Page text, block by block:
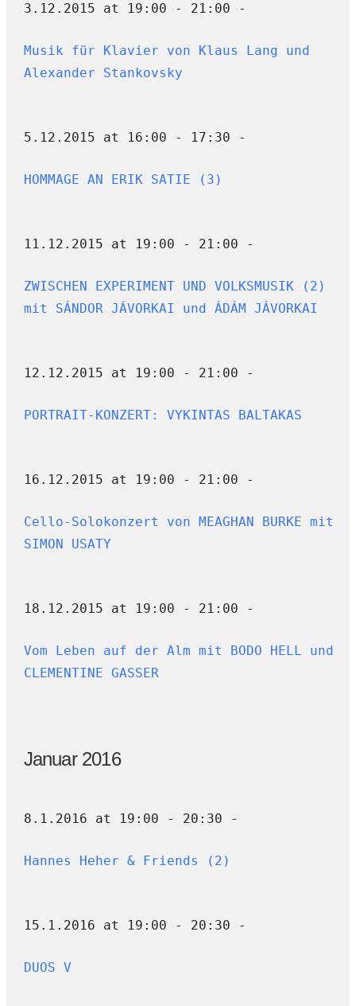
3.12.2015 at 19:00 - 21:00 -
Musik für Klavier von Klaus Lang und
Alexander Stankovsky
5.12.2015 at 16:00 - 17:30 -
HOMMAGE AN ERIK SATIE (3)
11.12.2015 at 19:00 - 21:00 -
ZWISCHEN EXPERIMENT UND VOLKSMUSIK (2)
mit SÁNDOR JÁVORKAI und ÁDÁM JÁVORKAI
12.12.2015 at 19:00 - 21:00 -
PORTRAIT-KONZERT: VYKINTAS BALTAKAS
16.12.2015 at 19:00 - 21:00 -
Cello-Solokonzert von MEAGHAN BURKE mit
SIMON USATY
18.12.2015 at 19:00 - 21:00 -
Vom Leben auf der Alm mit BODO HELL und
CLEMENTINE GASSER
Januar 2016
8.1.2016 at 19:00 - 20:30 -
Hannes Heher & Friends (2)
15.1.2016 at 19:00 - 20:30 -
DUOS V